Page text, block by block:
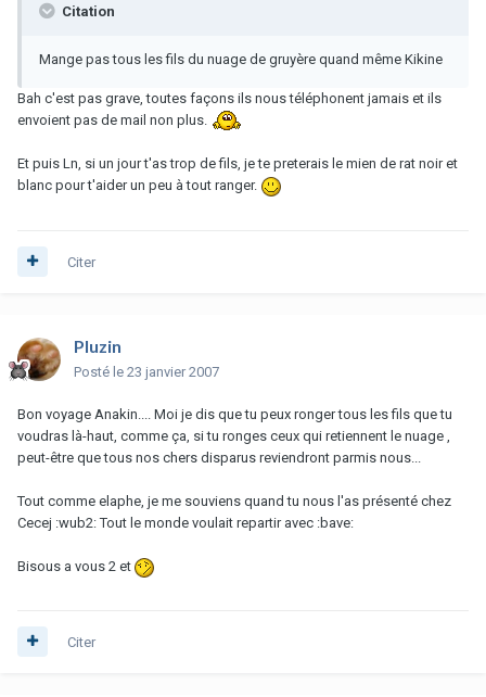
Citation
Mange pas tous les fils du nuage de gruyère quand même Kikine
Bah c'est pas grave, toutes façons ils nous téléphonent jamais et ils
envoient pas de mail non plus.
Et puis Ln, si un jour t'as trop de fils, je te preterais le mien de rat noir et
blanc pour t'aider un peu à tout ranger.
Citer
Pluzin
Posté le 23 janvier 2007
Bon voyage Anakin.... Moi je dis que tu peux ronger tous les fils que tu
voudras là-haut, comme ça, si tu ronges ceux qui retiennent le nuage ,
peut-être que tous nos chers disparus reviendront parmis nous...
Tout comme elaphe, je me souviens quand tu nous l'as présenté chez
Cecej :wub2: Tout le monde voulait repartir avec :bave:
Bisous a vous 2 et
Citer